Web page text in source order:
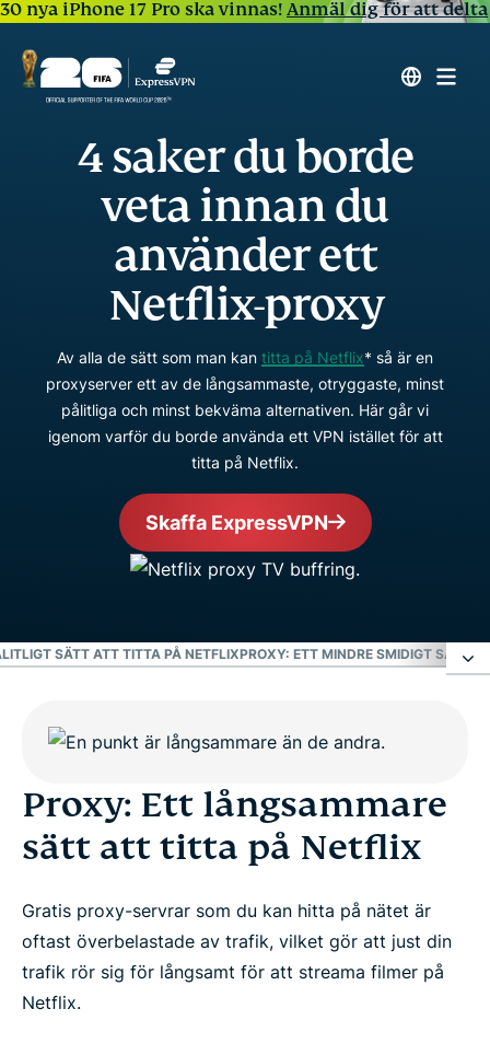
30 nya iPhone 17 Pro ska vinnas!Anmäl dig för att delta
4 saker du borde
veta innan du
använder ett
Netflix-proxy
Av alla de sätt som man kan titta på Netflix* så är en
proxyserver ett av de långsammaste, otryggaste, minst
pålitliga och minst bekväma alternativen. Här går vi
igenom varför du borde använda ett VPN istället för att
titta på Netflix.
Skaffa ExpressVPN
SÄTT ATT TITTA PÅ NETFLIXPROXY: ETT MINDRE SMIDIGT SÄTT
Proxy: Ett mindre pålitligt sätt att titta på Netflix
Proxy: Ett mindre smidigt sätt att titta på Netflix
Vad är skillnaden mellan en proxy och ett VPN?
Proxy: Ett långsammare
sätt att titta på Netflix
Gratis proxy-servrar som du kan hitta på nätet är
oftast överbelastade av trafik, vilket gör att just din
trafik rör sig för långsamt för att streama filmer på
Netflix.